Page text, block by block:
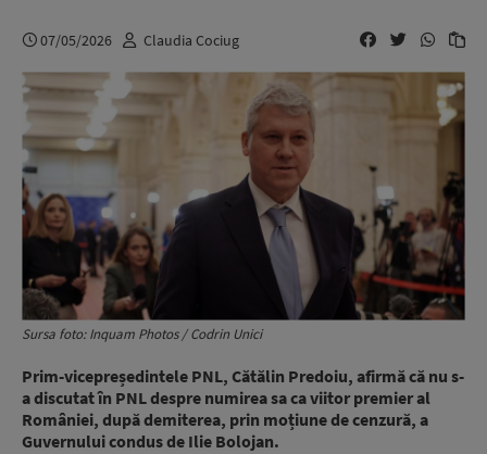
07/05/2026 Claudia Cociug
Sursa foto: Inquam Photos / Codrin Unici
Prim-vicepreședintele PNL, Cătălin Predoiu, afirmă că nu s-
a discutat în PNL despre numirea sa ca viitor premier al
României, după demiterea, prin moțiune de cenzură, a
Guvernului condus de Ilie Bolojan.